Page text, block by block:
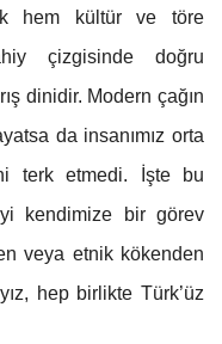
hem kültür ve töre
çizgisinde doğru
dinidir. Modern çağın
da insanımız orta
terk etmedi. İşte bu
kendimize bir görev
veya etnik kökenden
hep birlikte Türk’üz